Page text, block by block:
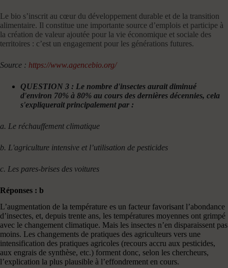
Le bio s’inscrit au cœur du développement durable et de la transition
alimentaire. Il constitue une importante source d’emplois et participe à
la création de valeur ajoutée pour la vie économique et sociale des
territoires : c’est un engagement pour les générations futures.
Source : https://www.agencebio.org/
QUESTION 3 : Le nombre d'insectes aurait diminué
d'environ 70% à 80% au cours des dernières décennies, cela
s'expliquerait principalement par :
a. Le réchauffement climatique
b. L'agriculture intensive et l’utilisation de pesticides
c. Les pares-brises des voitures
Réponses : b
L’augmentation de la température es un facteur favorisant l’abondance
d’insectes, et, depuis trente ans, les températures moyennes ont grimpé
avec le changement climatique. Mais les insectes n’en disparaissent pas
moins. Les changements de pratiques des agriculteurs vers une
intensification des pratiques agricoles (recours accru aux pesticides,
aux engrais de synthèse, etc.) forment donc, selon les chercheurs,
l’explication la plus plausible à l’effondrement en cours.